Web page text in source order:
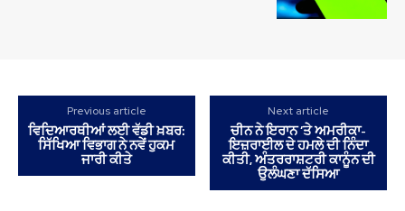
Previous article
ਵਿਦਿਆਰਥੀਆਂ ਲਈ ਵੱਡੀ ਖ਼ਬਰ:
ਸਿੱਖਿਆ ਵਿਭਾਗ ਨੇ ਨਵੇਂ ਹੁਕਮ
ਜਾਰੀ ਕੀਤੇ
Next article
ਚੀਨ ਨੇ ਇਰਾਨ ‘ਤੇ ਅਮਰੀਕਾ-
ਇਜ਼ਰਾਈਲ ਦੇ ਹਮਲੇ ਦੀ ਨਿੰਦਾ
ਕੀਤੀ, ਅੰਤਰਰਾਸ਼ਟਰੀ ਕਾਨੂੰਨ ਦੀ
ਉਲੰਘਣਾ ਦੱਸਿਆ